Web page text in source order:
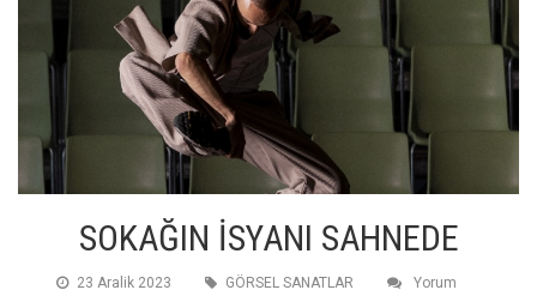
SOKAĞIN İSYANI SAHNEDE
23 Aralik 2023 GÖRSEL SANATLAR Yorum